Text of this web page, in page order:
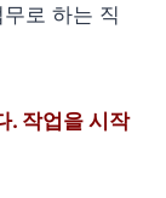
로 하는 직
. 작업을 시작